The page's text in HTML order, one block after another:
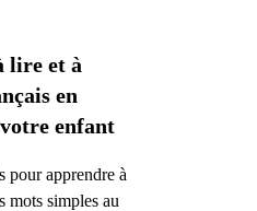
lire et à
en
enfant
pour apprendre à
mots simples au